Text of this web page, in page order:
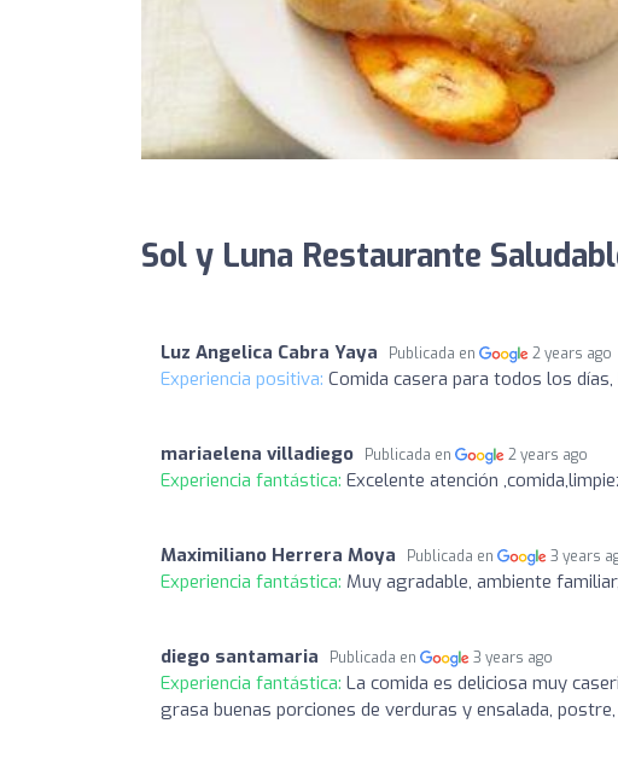
Sol y Luna Restaurante
Luz Angelica Cabra Yaya Publicada en 2 years ago
Experiencia positiva: Comida casera para todos los
mariaelena villadiego Publicada en 2 years ago
Experiencia fantástica: Excelente atención
Maximiliano Herrera Moya Publicada en 3 years
Experiencia fantástica: Muy agradable, ambiente
diego santamaria Publicada en 3 years ago
Experiencia fantástica: La comida es deliciosa muy
grasa buenas porciones de verduras y ensalada,